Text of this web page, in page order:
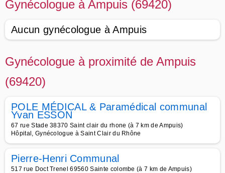
Gynécologue à Ampuis (69420)
Aucun gynécologue à Ampuis
Gynécologue à proximité de Ampuis
(69420)
POLE MÉDICAL & Paramédical communal
Yvan ESSON
67 rue Stade 38370 Saint clair du rhone (à 7 km de Ampuis)
Hôpital, Gynécologue à Saint Clair du Rhône
Pierre-Henri Communal
517 rue Doct Trenel 69560 Sainte colombe (à 7 km de Ampuis)